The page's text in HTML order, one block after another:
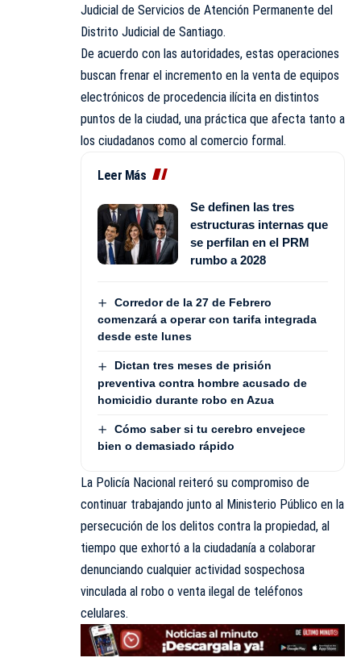
Judicial de Servicios de Atención Permanente del
Distrito Judicial de Santiago.
De acuerdo con las autoridades, estas operaciones
buscan frenar el incremento en la venta de equipos
electrónicos de procedencia ilícita en distintos
puntos de la ciudad, una práctica que afecta tanto a
los ciudadanos como al comercio formal.
Leer Más
Se definen las tres
estructuras internas que
se perfilan en el PRM
rumbo a 2028
Corredor de la 27 de Febrero
comenzará a operar con tarifa integrada
desde este lunes
Dictan tres meses de prisión
preventiva contra hombre acusado de
homicidio durante robo en Azua
Cómo saber si tu cerebro envejece
bien o demasiado rápido
La Policía Nacional reiteró su compromiso de
continuar trabajando junto al Ministerio Público en la
persecución de los delitos contra la propiedad, al
tiempo que exhortó a la ciudadanía a colaborar
denunciando cualquier actividad sospechosa
vinculada al robo o venta ilegal de teléfonos
celulares.